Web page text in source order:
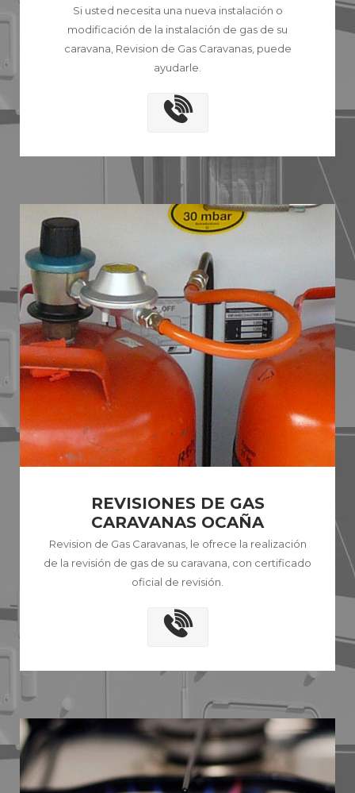
Si usted necesita una nueva instalación o
modificación de la instalación de gas de su
caravana, Revision de Gas Caravanas, puede
ayudarle.
REVISIONES DE GAS
CARAVANAS OCAÑA
Revision de Gas Caravanas, le ofrece la realización
de la revisión de gas de su caravana, con certificado
oficial de revisión.